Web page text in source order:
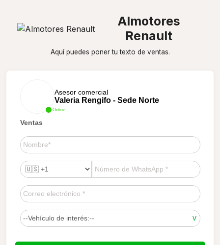
Almotores
Renault
Aquí puedes poner tu texto de ventas.
Online
Asesor comercial
Valeria Rengifo - Sede Norte
Ventas